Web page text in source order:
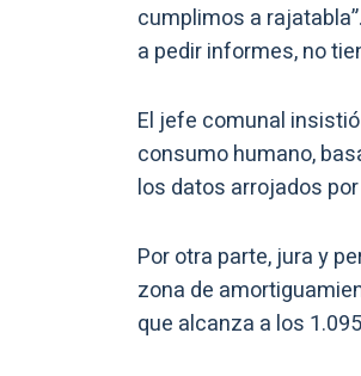
cumplimos a
a pedir informes, no
El jefe comunal
consumo humano,
los datos arrojados
Por otra parte, jura y
zona de
que alcanza a los